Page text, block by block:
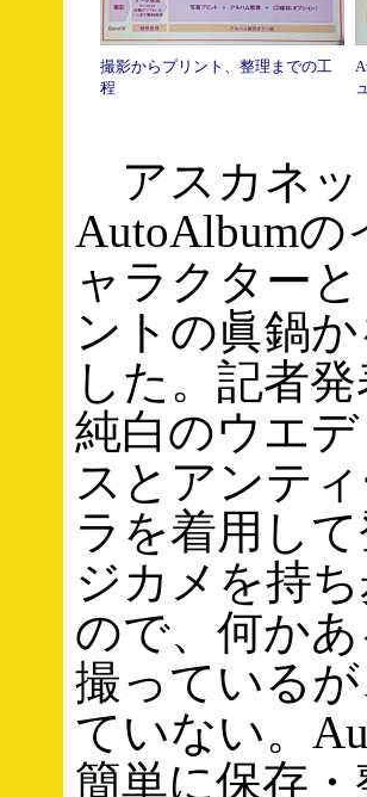
撮影からプリント、整理までの工
程
アスカネッ
AutoAlbumの
ャラクター
ントの眞鍋
した。記者
純白のウエ
スとアンテ
ラを着用し
ジカメを持
ので、何か
撮っている
ていない。
簡単に保存